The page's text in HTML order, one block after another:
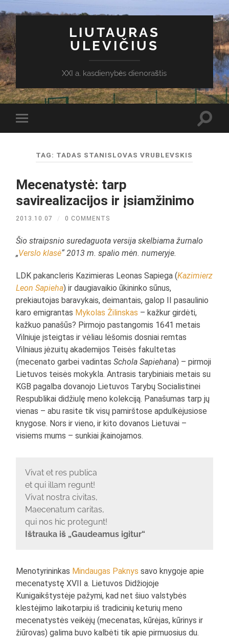
LIUTAURAS
ULEVIČIUS
XXI a. kasdienybės dienoraštis
Toggle
mobile
TAG: TADAS STANISLOVAS VRUBLEVSKIS
Mecenatystė: tarp
savirealizacijos ir įsiamžinimo
2013.10.07 / 0 COMMENTS
Šio straipsnio suredaguota versija skelbiama žurnalo
„Verslo klasė“ 2013 m. spalio mėn. numeryje.
LDK pakancleris Kazimieras Leonas Sapiega (Kazimierz
Leon Sapieha) ir daugiavaikio ūkininko sūnus,
prekiautojas baravykais, deimantais, galop II pasaulinio
karo emigrantas Mykolas Žilinskas – kažkur girdėti,
kažkuo panašūs? Pirmojo pastangomis 1641 metais
Vilniuje įsteigtas ir vėliau lėšomis dosniai remtas
Vilniaus jėzuitų akademijos Teisės fakultetas
(mecenato garbei vadintasSchola Sapiehana) – pirmoji
Lietuvos teisės mokykla. Antrasis tarybiniais metais su
KGB pagalba dovanojo Lietuvos Tarybų Socialistinei
Respublikai didžiulę meno kolekciją. Panašumas tarp jų
vienas – abu rasite tik visų pamirštose apdulkėjusiose
knygose. Nors ir vieno, ir kito dovanos Lietuvai –
visiems mums – sunkiai įkainojamos.
Vivat et res publica
et qui illam regunt!
Vivat nostra civitas,
Maecenatum caritas,
qui nos hic protegunt!
Ištrauka iš „Gaudeamus igitur“
Menotyrininkas Mindaugas Paknys savo knygoje apie
mecenatystę XVII a. Lietuvos Didžiojoje
Kunigaikštystėje pažymi, kad net šiuo valstybės
klestėjimo laikotarpiu iš tradicinių keturių meno
mecenatystės veikėjų (mecenatas, kūrėjas, kūrinys ir
žiūrovas) galima buvo kalbėti tik apie pirmuosius du.